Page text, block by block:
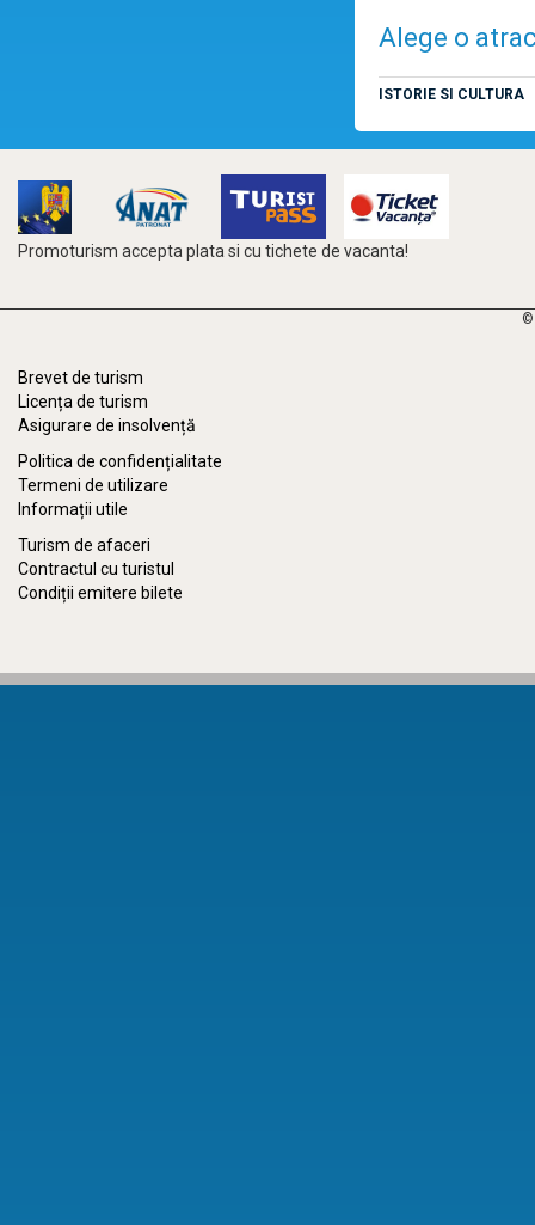
Alege o
ISTORIE SI CULTURA
Promoturism accepta plata si cu tichete de vacanta!
©
Brevet de turism
Licența de turism
Asigurare de insolvență
Politica de confidențialitate
Termeni de utilizare
Informații utile
Turism de afaceri
Contractul cu turistul
Condiții emitere bilete